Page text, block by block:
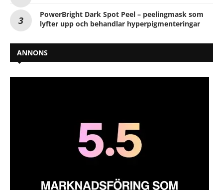
PowerBright Dark Spot Peel – peelingmask som
lyfter upp och behandlar hyperpigmenteringar
ANNONS